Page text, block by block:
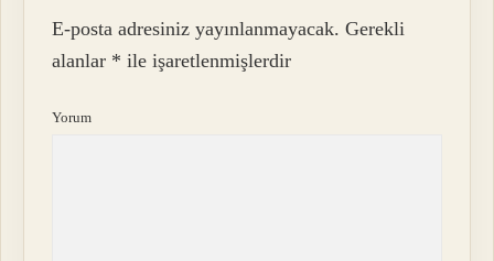
E-posta adresiniz yayınlanmayacak. Gerekli
alanlar * ile işaretlenmişlerdir
Yorum